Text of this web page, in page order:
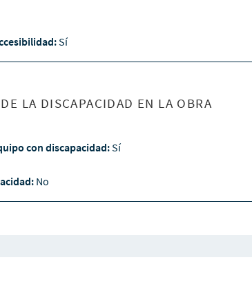
Sí
LA DISCAPACIDAD EN LA OBRA
con discapacidad:Sí
No